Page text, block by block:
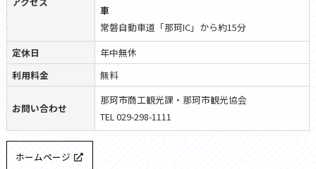
車
常磐自動車道「那珂IC」から約15分
定休日
年中無休
利用料金
無料
お問い合わせ
那珂市商工観光課・那珂市観光協会
TEL 029-298-1111
ホームページ